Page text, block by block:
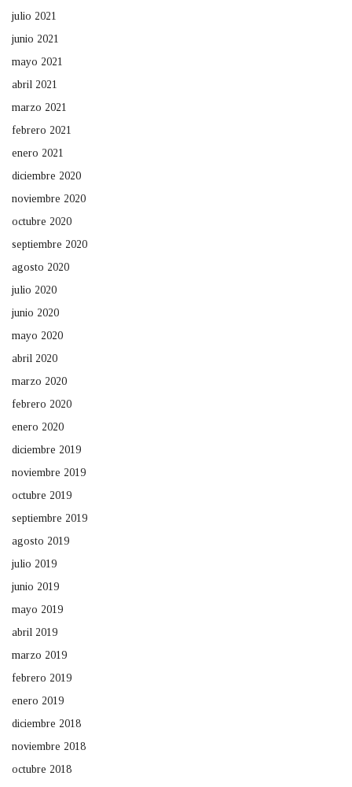
julio 2021
junio 2021
mayo 2021
abril 2021
marzo 2021
febrero 2021
enero 2021
diciembre 2020
noviembre 2020
octubre 2020
septiembre 2020
agosto 2020
julio 2020
junio 2020
mayo 2020
abril 2020
marzo 2020
febrero 2020
enero 2020
diciembre 2019
noviembre 2019
octubre 2019
septiembre 2019
agosto 2019
julio 2019
junio 2019
mayo 2019
abril 2019
marzo 2019
febrero 2019
enero 2019
diciembre 2018
noviembre 2018
octubre 2018